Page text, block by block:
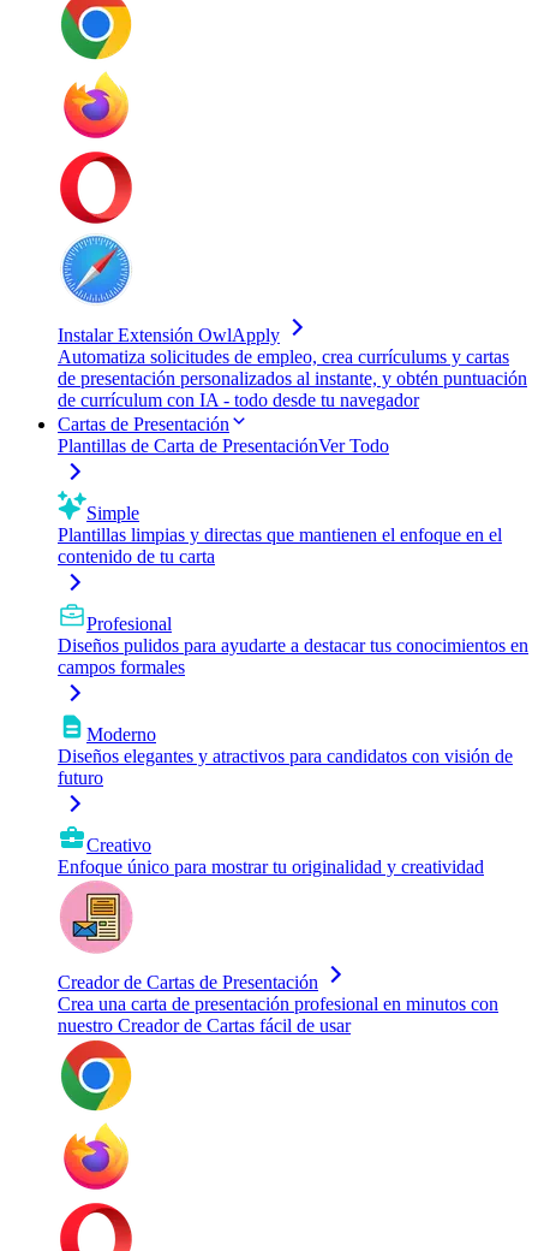
Instalar Extensión OwlApply
Automatiza solicitudes de empleo, crea currículums y cartas
de presentación personalizados al instante, y obtén puntuación
de currículum con IA - todo desde tu navegador
Cartas de Presentación
Plantillas de Carta de PresentaciónVer Todo
Simple
Plantillas limpias y directas que mantienen el enfoque en el
contenido de tu carta
Profesional
Diseños pulidos para ayudarte a destacar tus conocimientos en
campos formales
Moderno
Diseños elegantes y atractivos para candidatos con visión de
futuro
Creativo
Enfoque único para mostrar tu originalidad y creatividad
Creador de Cartas de Presentación
Crea una carta de presentación profesional en minutos con
nuestro Creador de Cartas fácil de usar